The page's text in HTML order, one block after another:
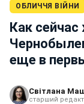
ОБЛИЧЧЯ ВІЙНИ
Как
еще в
Світлана
старший